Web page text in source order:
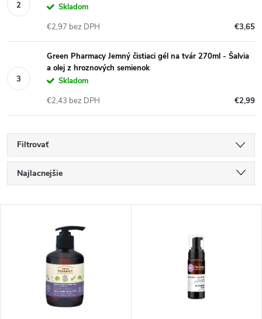
Skladom
€3,65
€2,97 bez DPH
Green Pharmacy Jemný čistiaci gél na tvár 270ml - Šalvia
a olej z hroznových semienok
Skladom
€2,99
€2,43 bez DPH
Filtrovať
R
a
Najlacnejšie